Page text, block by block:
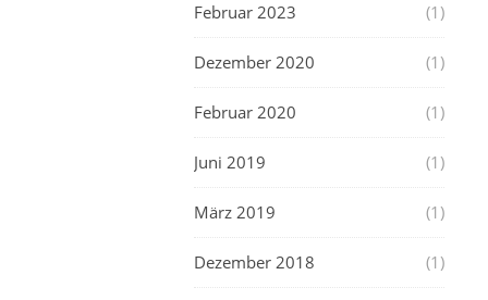
Februar 2023 (1)
Dezember 2020 (1)
Februar 2020 (1)
Juni 2019 (1)
März 2019 (1)
Dezember 2018 (1)